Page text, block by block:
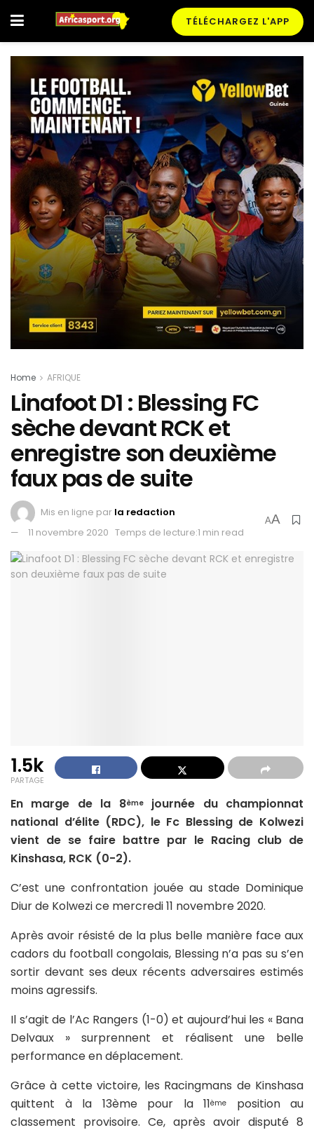
TÉLÉCHARGEZ L'APP
Home AFRIQUE
Linafoot D1 : Blessing FC
sèche devant RCK et
enregistre son deuxième
faux pas de suite
Mis en ligne par la redaction
11 novembre 2020 Temps de lecture:1 min read
AA
1.5k
PARTAGE
En marge de la 8èmejournée du championnat
national d’élite (RDC), le Fc Blessing de Kolwezi
vient de se faire battre par le Racing club de
Kinshasa, RCK (0-2).
C’est une confrontation jouée au stade Dominique
Diur de Kolwezi ce mercredi 11 novembre 2020.
Après avoir résisté de la plus belle manière face aux
cadors du football congolais, Blessing n’a pas su s’en
sortir devant ses deux récents adversaires estimés
moins agressifs.
Il s’agit de l’Ac Rangers (1-0) et aujourd’hui les « Bana
Delvaux » surprennent et réalisent une belle
performance en déplacement.
Grâce à cette victoire, les Racingmans de Kinshasa
quittent à la 13ème pour la 11ème
position au
classement provisoire. Ce, après avoir disputé 8